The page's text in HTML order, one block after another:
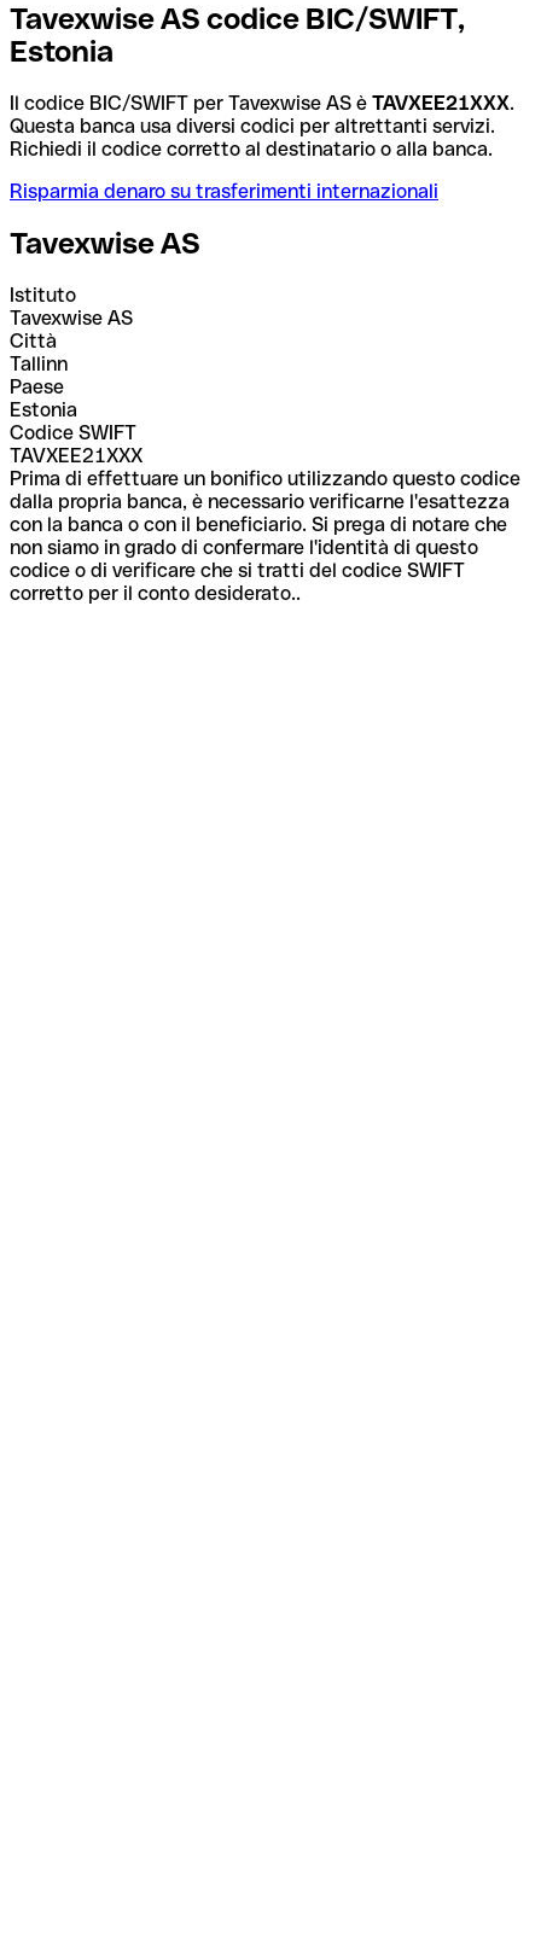
Tavexwise AS codice BIC/SWIFT,
Estonia
Il codice BIC/SWIFT per Tavexwise AS è TAVXEE21XXX.
Questa banca usa diversi codici per altrettanti servizi.
Richiedi il codice corretto al destinatario o alla banca.
Risparmia denaro su trasferimenti internazionali
Tavexwise AS
Istituto
Tavexwise AS
Città
Tallinn
Paese
Estonia
Codice SWIFT
TAVXEE21XXX
Prima di effettuare un bonifico utilizzando questo codice
dalla propria banca, è necessario verificarne l'esattezza
con la banca o con il beneficiario. Si prega di notare che
non siamo in grado di confermare l'identità di questo
codice o di verificare che si tratti del codice SWIFT
corretto per il conto desiderato..